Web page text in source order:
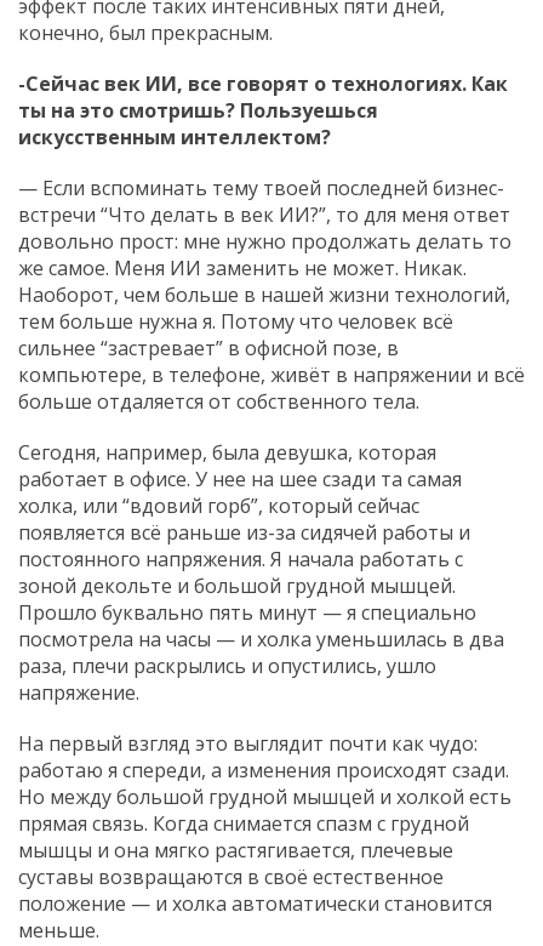
эффект после таких интенсивных пяти дней,
конечно, был прекрасным.
-Сейчас век ИИ, все говорят о технологиях. Как
ты на это смотришь? Пользуешься
искусственным интеллектом?
— Если вспоминать тему твоей последней бизнес-
встречи “Что делать в век ИИ?”, то для меня ответ
довольно прост: мне нужно продолжать делать то
же самое. Меня ИИ заменить не может. Никак.
Наоборот, чем больше в нашей жизни технологий,
тем больше нужна я. Потому что человек всё
сильнее “застревает” в офисной позе, в
компьютере, в телефоне, живёт в напряжении и всё
больше отдаляется от собственного тела.
Сегодня, например, была девушка, которая
работает в офисе. У нее на шее сзади та самая
холка, или “вдовий горб”, который сейчас
появляется всё раньше из-за сидячей работы и
постоянного напряжения. Я начала работать с
зоной декольте и большой грудной мышцей.
Прошло буквально пять минут — я специально
посмотрела на часы — и холка уменьшилась в два
раза, плечи раскрылись и опустились, ушло
напряжение.
На первый взгляд это выглядит почти как чудо:
работаю я спереди, а изменения происходят сзади.
Но между большой грудной мышцей и холкой есть
прямая связь. Когда снимается спазм с грудной
мышцы и она мягко растягивается, плечевые
суставы возвращаются в своё естественное
положение — и холка автоматически становится
меньше.